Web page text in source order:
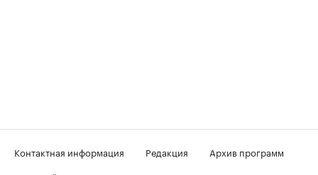
Контактная информация Редакция
Архив программ